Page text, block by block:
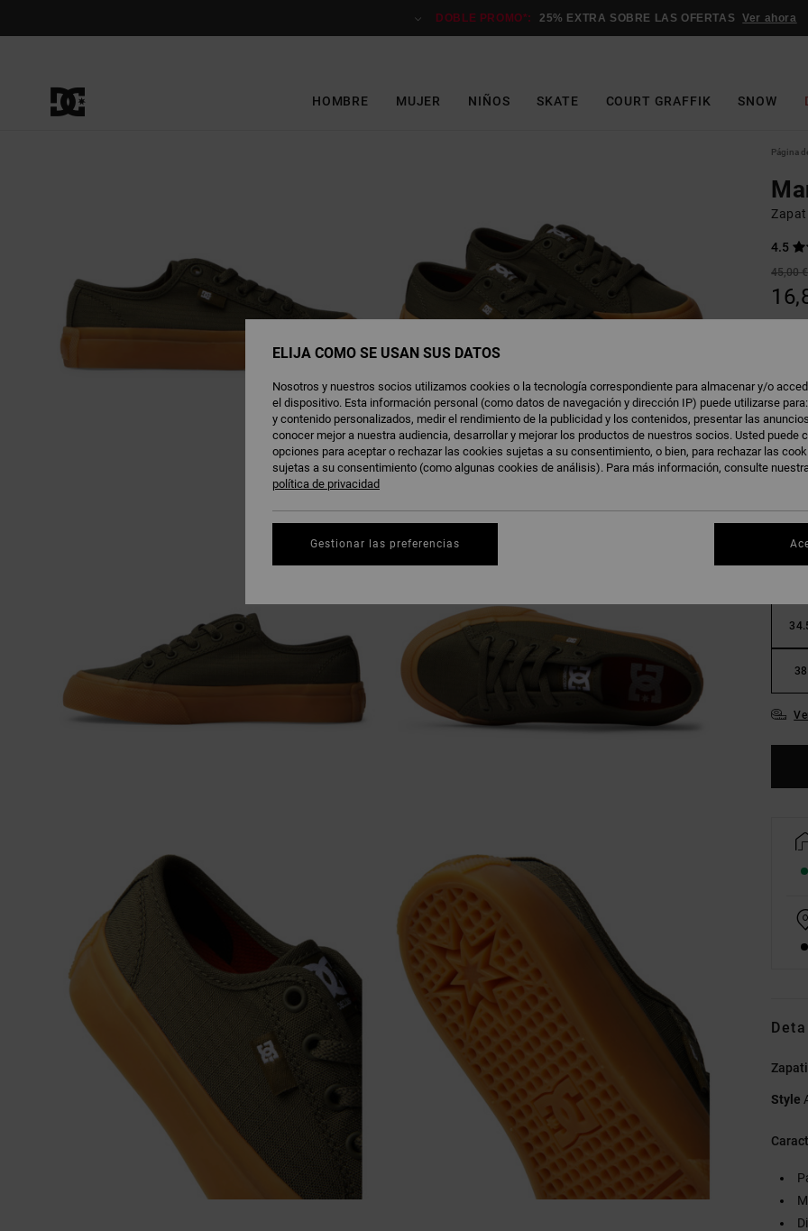
DOBLE PROMO*: 25% EXTRA SOBRE LAS OFERTAS Ver ahora
HOMBRE MUJER NIÑOS SKATE COURT GRAFFIK SNOW
Página
4.5
45,00 €
Color
38
Style
ELIJA CÓMO SE USAN SUS DATOS
Nosotros y nuestros socios utilizamos cookies o la tecnología correspondiente para almacenar y/o
el dispositivo. Esta información personal (como datos de navegación y dirección IP) puede utilizarse
y contenido personalizados, medir el rendimiento de la publicidad y los contenidos, presentar las
conocer mejor a nuestra audiencia, desarrollar y mejorar los productos de nuestros socios. Usted puede
opciones para aceptar o rechazar las cookies sujetas a su consentimiento, o bien, para rechazar las
sujetas a su consentimiento (como algunas cookies de análisis). Para más información, consulte
política de privacidad
Gestionar las preferencias